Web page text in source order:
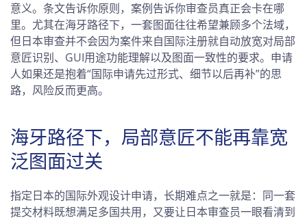
意义。条文告诉你原则，案例告诉你审查员真正会卡在哪
里。尤其在海牙路径下，一套图面往往希望兼顾多个法域，
但日本审查并不会因为案件来自国际注册就自动放宽对局部
意匠识别、GUI用途功能理解以及图面一致性的要求。申请
人如果还是抱着“国际申请先过形式、细节以后再补”的思
路，风险反而更高。
海牙路径下，局部意匠不能再靠宽
泛图面过关
指定日本的国际外观设计申请，长期难点之一就是：同一套
提交材料既想满足多国共用，又要让日本审查员一眼看清到